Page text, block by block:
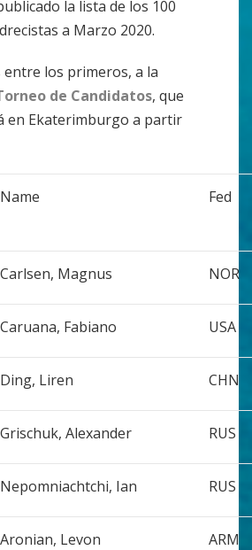
la lista de los 100
a Marzo 2020.
entre los primeros, a la
de Candidatos, que
en Ekaterimburgo a partir
Name Fed
Carlsen, Magnus NOR
Caruana, Fabiano USA
Ding, Liren CHN
Grischuk, Alexander RUS
Nepomniachtchi, Ian RUS
Aronian, Levon ARM